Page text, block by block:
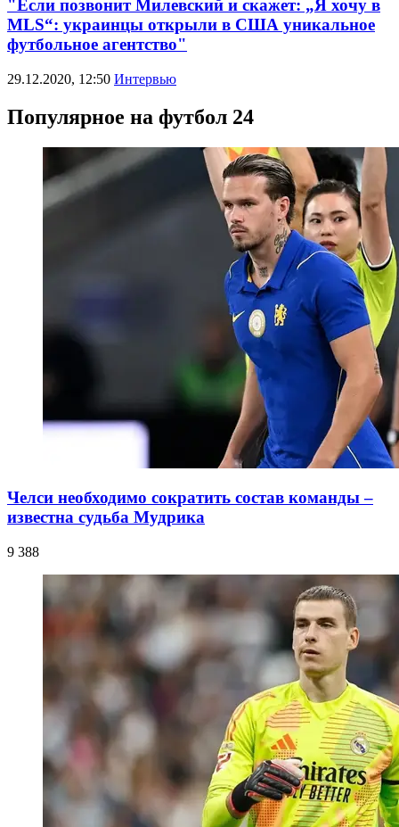
"Если позвонит Милевский и скажет: „Я хочу в
MLS“: украинцы открыли в США уникальное
футбольное агентство"
29.12.2020, 12:50 Интервью
Популярное на футбол 24
Челси необходимо сократить состав команды –
известна судьба Мудрика
9 388